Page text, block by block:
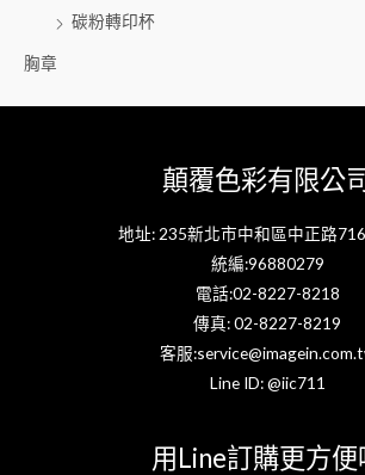
碳粉轉印杯
胸章
顛覆色彩有限公
地址: 235新北市中和區中正路
統編:96880279
電話:02-8227-8218
傳真: 02-8227-8219
客服
Line ID: @iic711
用Line訂購更方便